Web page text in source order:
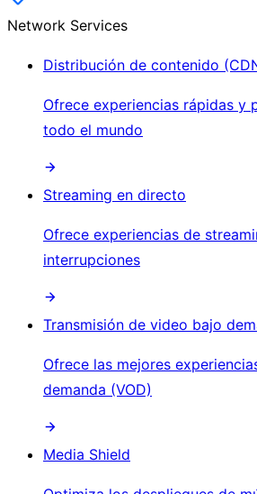
Network Services
Distribución de contenido
Ofrece experiencias rápidas y
todo el mundo
Streaming en directo
Ofrece experiencias de
interrupciones
Transmisión de video bajo
Ofrece las mejores
demanda (VOD)
Media Shield